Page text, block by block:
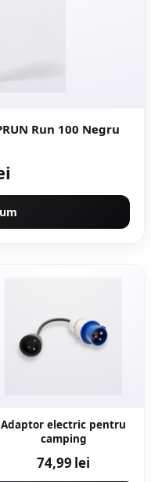
Run 100 Negru
Adaptor electric pentru
camping
74,99 lei